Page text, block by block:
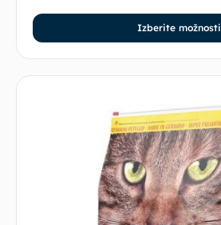
Izberite možnosti